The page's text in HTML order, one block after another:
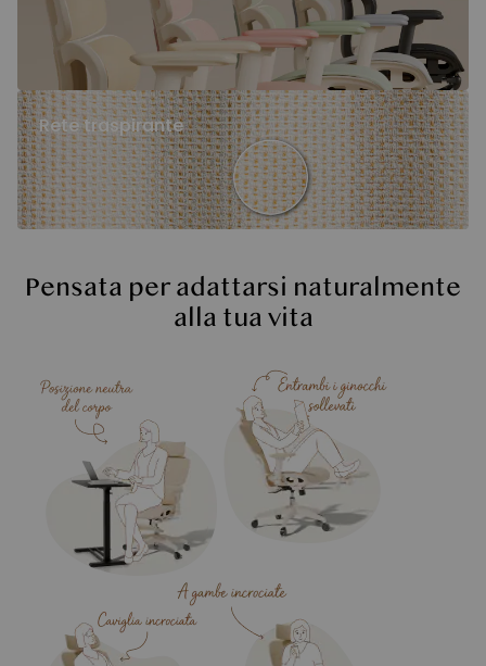
Rete traspirante
Pensata per adattarsi naturalmente
alla tua vita